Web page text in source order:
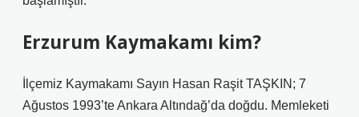
Erzurum Kaymakamı kim?
İlçemiz Kaymakamı Sayın Hasan Raşit TAŞKIN; 7
Ağustos 1993’te Ankara Altındağ’da doğdu. Memleketi